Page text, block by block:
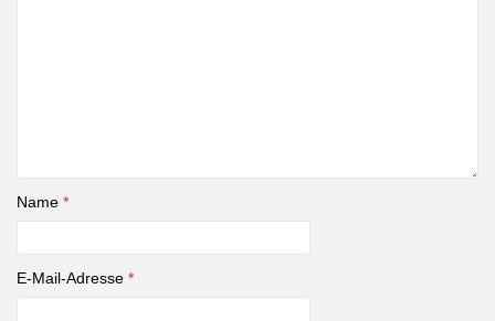
Name *
E-Mail-Adresse *